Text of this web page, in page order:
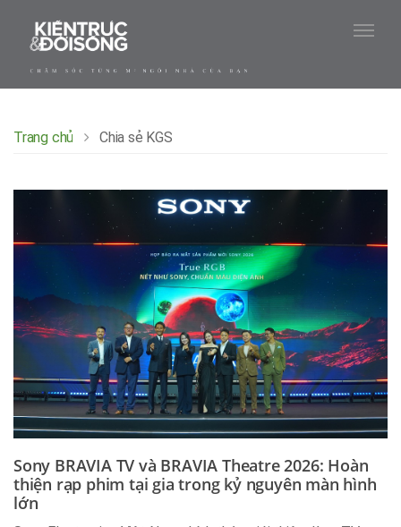
Trang chủ Chia sẻ KGS
Sony BRAVIA TV và BRAVIA Theatre 2026: Hoàn
thiện rạp phim tại gia trong kỷ nguyên màn hình
lớn